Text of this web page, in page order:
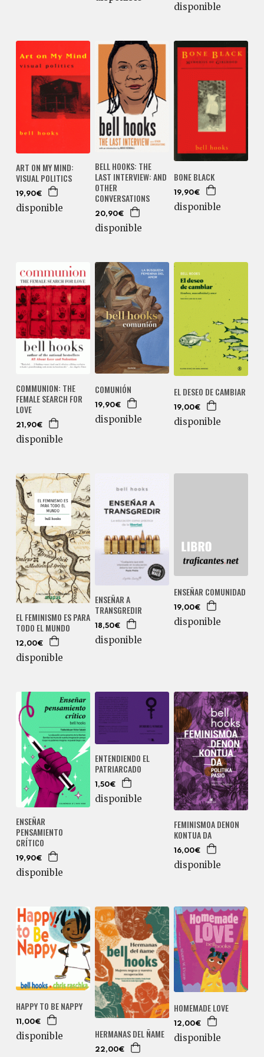
disponible
ART ON MY MIND:
VISUAL POLITICS
19,90€
disponible
BELL HOOKS: THE
LAST INTERVIEW: AND
OTHER
CONVERSATIONS
20,90€
disponible
BONE BLACK
19,90€
disponible
COMMUNION: THE
FEMALE SEARCH FOR
LOVE
21,90€
disponible
COMUNIÓN
19,90€
disponible
EL DESEO DE CAMBIAR
19,00€
disponible
EL FEMINISMO ES PARA
TODO EL MUNDO
12,00€
disponible
ENSEÑAR A
TRANSGREDIR
18,50€
disponible
ENSEÑAR COMUNIDAD
19,00€
disponible
ENSEÑAR
PENSAMIENTO
CRÍTICO
19,90€
disponible
ENTENDIENDO EL
PATRIARCADO
1,50€
disponible
FEMINISMOA DENON
KONTUA DA
16,00€
disponible
HAPPY TO BE NAPPY
11,00€
disponible HERMANAS DEL ÑAME
22,00€
HOMEMADE LOVE
12,00€
disponible